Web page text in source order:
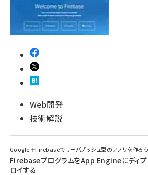
Web開発
技術解説
Google＋Firebaseでサーバプッシュ型のアプリを作ろう
FirebaseプログラムをApp Engineにディプ
ロイする